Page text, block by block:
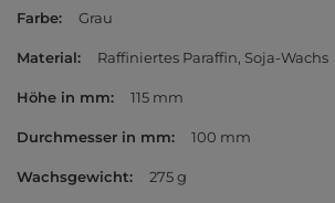
Farbe Grau
Material Raffiniertes Paraffin Soja-Wachs
Höhe in mm 115 mm
Durchmesser in mm 100 mm
Wachsgewicht 275 g